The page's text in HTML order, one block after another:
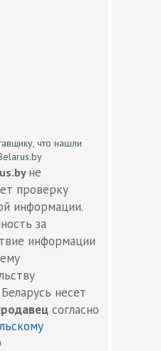
что нашли
не
проверку
информации.
за
информации
несет
согласно